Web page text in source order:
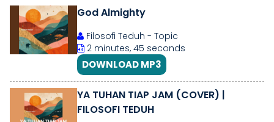
God Almighty
Filosofi Teduh - Topic
2 minutes, 45 seconds
DOWNLOAD MP3
YA TUHAN TIAP JAM (COVER) |
FILOSOFI TEDUH